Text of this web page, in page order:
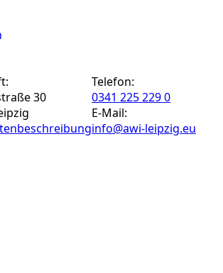
30
Telefon:
0341 225 229 0
E-Mail:
info@awi-leipzig.eu